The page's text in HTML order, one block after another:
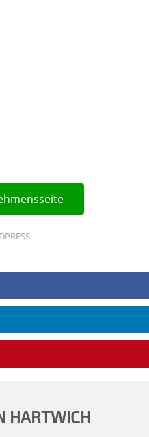
HARTWICH